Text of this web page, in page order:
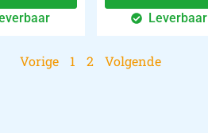
Leverbaar
Vorige 1 2 Volgende